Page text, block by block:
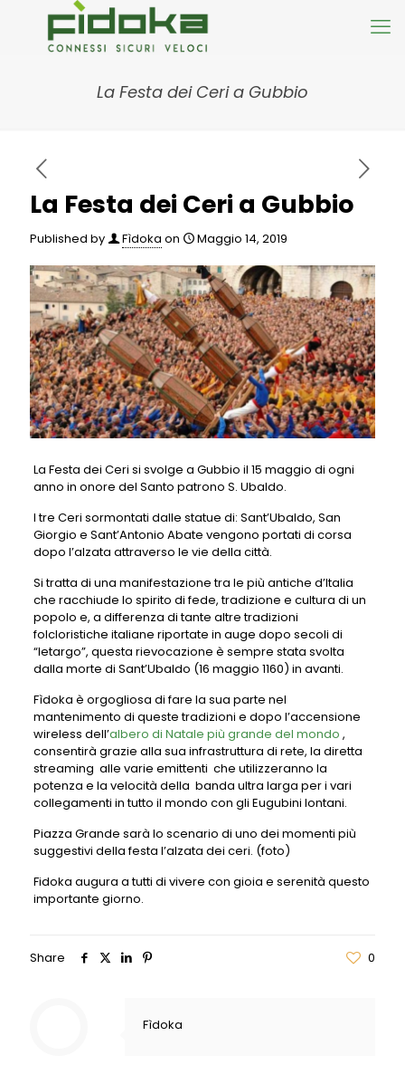
La Festa dei Ceri a Gubbio
La Festa dei Ceri a Gubbio
Published by Fìdoka on Maggio 14, 2019
La Festa dei Ceri si svolge a Gubbio il 15 maggio di ogni
anno in onore del Santo patrono S. Ubaldo.
I tre Ceri sormontati dalle statue di: Sant’Ubaldo, San
Giorgio e Sant’Antonio Abate vengono portati di corsa
dopo l’alzata attraverso le vie della città.
Si tratta di una manifestazione tra le più antiche d’Italia
che racchiude lo spirito di fede, tradizione e cultura di un
popolo e, a differenza di tante altre tradizioni
folcloristiche italiane riportate in auge dopo secoli di
“letargo”, questa rievocazione è sempre stata svolta
dalla morte di Sant’Ubaldo (16 maggio 1160) in avanti.
Fìdoka è orgogliosa di fare la sua parte nel
mantenimento di queste tradizioni e dopo l’accensione
wireless dell’albero di Natale più grande del mondo ,
consentirà grazie alla sua infrastruttura di rete, la diretta
streaming alle varie emittenti che utilizzeranno la
potenza e la velocità della banda ultra larga per i vari
collegamenti in tutto il mondo con gli Eugubini lontani.
Piazza Grande sarà lo scenario di uno dei momenti più
suggestivi della festa l’alzata dei ceri. (foto)
Fidoka augura a tutti di vivere con gioia e serenità questo
importante giorno.
Share 0
Fìdoka